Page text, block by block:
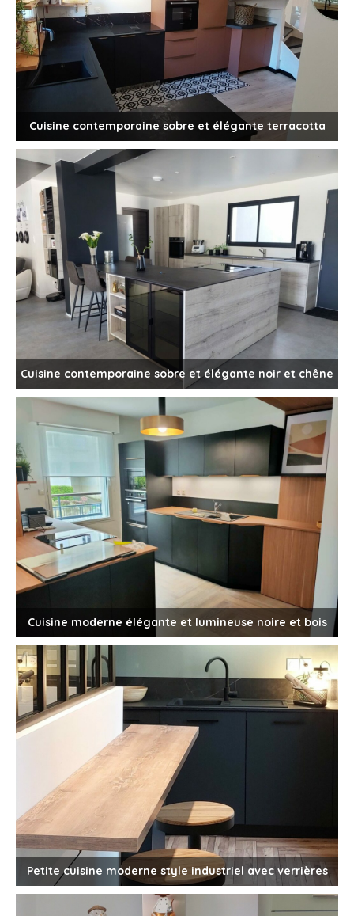
Cuisine contemporaine sobre et élégante terracotta
Cuisine contemporaine sobre et élégante noir et chêne
Cuisine moderne élégante et lumineuse noire et bois
Petite cuisine moderne style industriel avec verrières